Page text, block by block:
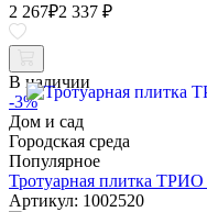
2 267₽2 337 ₽
В наличии
-3%
Дом и сад
Городская среда
Популярное
Тротуарная плитка
Артикул: 1002520